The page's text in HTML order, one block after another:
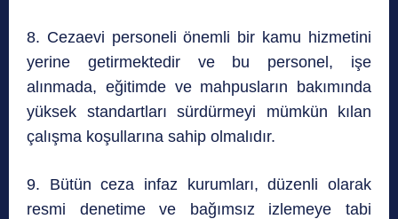
8. Cezaevi personeli önemli bir kamu hizmetini
yerine getirmektedir ve bu personel, işe
alınmada, eğitimde ve mahpusların bakımında
yüksek standartları sürdürmeyi mümkün kılan
çalışma koşullarına sahip olmalıdır.
9. Bütün ceza infaz kurumları, düzenli olarak
resmi denetime ve bağımsız izlemeye tabi